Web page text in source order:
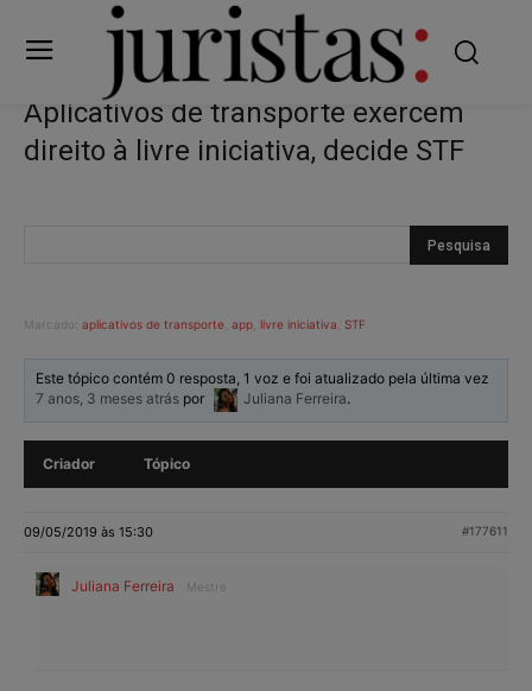
Aplicativos de transporte exercem
direito à livre iniciativa, decide STF
Marcado: aplicativos de transporte app livre iniciativa STF
Este tópico contém 0 resposta, 1 voz e foi atualizado pela última vez
7 anos, 3 meses atrás por Juliana Ferreira.
Criador Tópico
09/05/2019 às 15:30 #177611
Juliana Ferreira Mestre